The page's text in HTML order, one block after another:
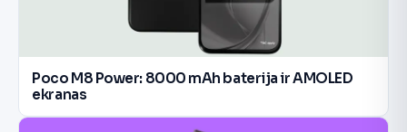
Poco M8 Power: 8000 mAh baterija ir AMOLED
ekranas